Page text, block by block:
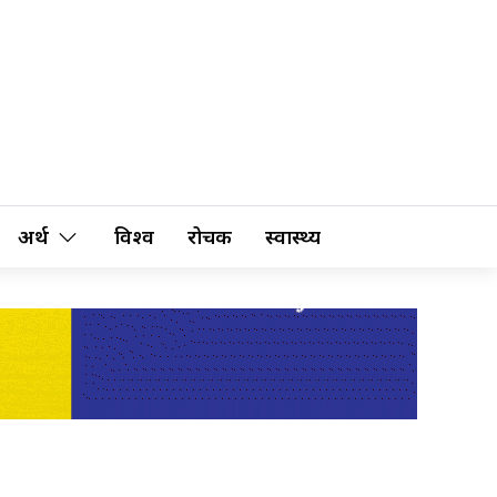
अर्थ विश्व रोचक स्वास्थ्य